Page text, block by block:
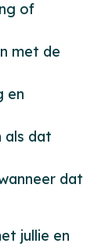
of
met de
en
als dat
dat
jullie en